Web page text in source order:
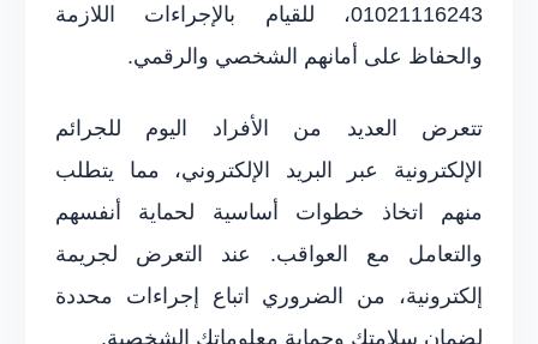
01021116243، للقيام بالإجراءات اللازمة
والحفاظ على أمانهم الشخصي والرقمي.
تتعرض العديد من الأفراد اليوم للجرائم
الإلكترونية عبر البريد الإلكتروني، مما يتطلب
منهم اتخاذ خطوات أساسية لحماية أنفسهم
والتعامل مع العواقب. عند التعرض لجريمة
إلكترونية، من الضروري اتباع إجراءات محددة
لضمان سلامتك وحماية معلوماتك الشخصية.